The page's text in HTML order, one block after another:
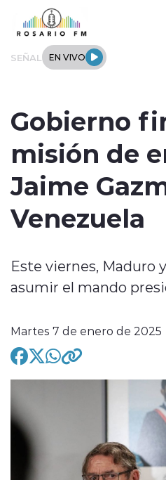
Click acá para ir
SEÑAL EN VIVO
Regionales
Deportes
modo claro
Gobierno
misión de
Jaime
Venezuela
Este viernes, Maduro
asumir el mando
Martes 7 de enero de 2025